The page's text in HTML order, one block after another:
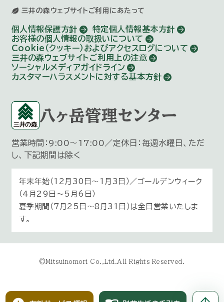
三井の森ウェブサイトご利用にあたって
個人情報保護方針
特定個人情報基本方針
お客様の個人情報の取扱いについて
Cookie（クッキー）およびアクセスログについて
三井の森ウェブサイトご利用上の注意
ソーシャルメディアガイドライン
カスタマーハラスメントに対する基本方針
八ヶ岳管理センター
営業時間：9:00～17:00／定休日：毎週水曜日、ただ
し、下記期間は除く
年末年始（12月30日〜1月3日）／ゴールデンウィーク
（4月29日～5月6日）
夏季期間（7月25日～8月31日）は全日営業いたしま
す。
©Mitsuinomori Co.,Ltd.All Rights Reserved.